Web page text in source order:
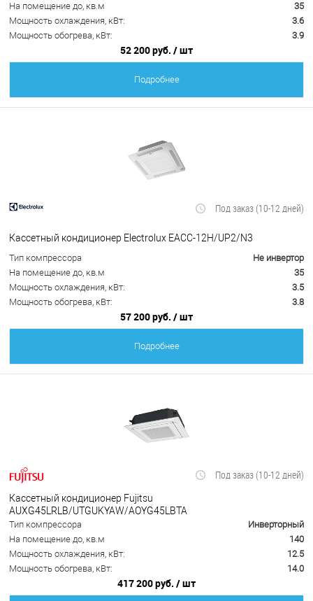
На помещение до, кв.м
35
Мощность охлаждения, кВт:
3.6
Мощность обогрева, кВт:
3.9
52 200 руб. / шт
Подробнее
Под заказ (10-12 дней)
Кассетный кондиционер Electrolux EACС-12H/UP2/N3
Тип компрессора
Не инвертор
На помещение до, кв.м
35
Мощность охлаждения, кВт:
3.5
Мощность обогрева, кВт:
3.8
57 200 руб. / шт
Подробнее
Под заказ (10-12 дней)
Кассетный кондиционер Fujitsu
AUXG45LRLB/UTGUKYAW/AOYG45LВТА
Тип компрессора
Инверторный
На помещение до, кв.м
140
Мощность охлаждения, кВт:
12.5
Мощность обогрева, кВт:
14.0
417 200 руб. / шт